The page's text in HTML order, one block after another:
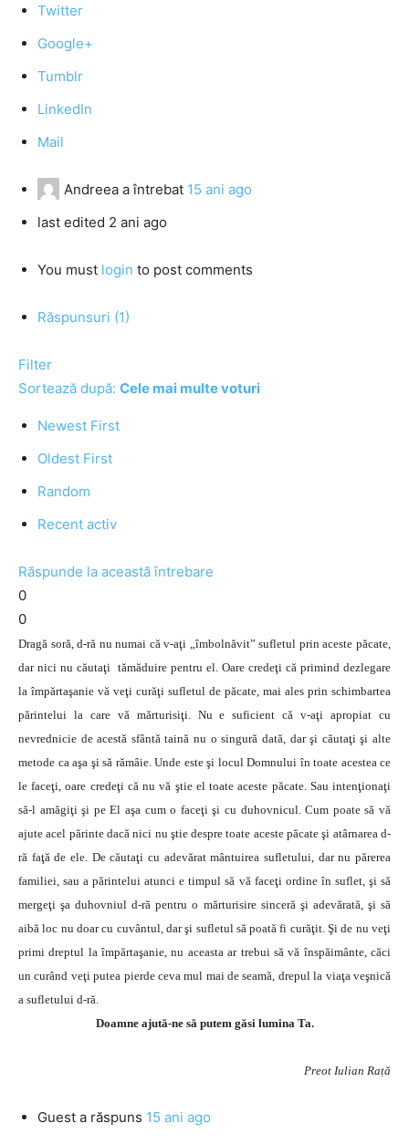
Twitter
Google+
Tumblr
LinkedIn
Mail
Andreea a întrebat 15 ani ago
last edited 2 ani ago
You must login to post comments
Răspunsuri (1)
Filter
Sortează după: Cele mai multe voturi
Newest First
Oldest First
Random
Recent activ
Răspunde la această întrebare
0
0
Dragă soră, d-ră nu numai că v-aţi „îmbolnăvit” sufletul prin aceste păcate,
dar nici nu căutaţi tămăduire pentru el. Oare credeţi că primind dezlegare
la împărtaşanie vă veţi curăţi sufletul de păcate, mai ales prin schimbartea
părintelui la care vă mărturisiţi. Nu e suficient că v-aţi apropiat cu
nevrednicie de acestă sfântă taină nu o singură dată, dar şi căutaţi şi alte
metode ca aşa şi să rămâie. Unde este şi locul Domnului în toate acestea ce
le faceţi, oare credeţi că nu vă ştie el toate aceste păcate. Sau intenţionaţi
să-l amăgiţi şi pe El aşa cum o faceţi şi cu duhovnicul. Cum poate să vă
ajute acel părinte dacă nici nu ştie despre toate aceste păcate şi atârnarea d-
ră faţă de ele. De căutaţi cu adevărat mântuirea sufletului, dar nu părerea
familiei, sau a părintelui atunci e timpul să vă faceţi ordine în suflet, şi să
mergeţi şa duhovniul d-ră pentru o mărturisire sinceră şi adevărată, şi să
aibă loc nu doar cu cuvântul, dar şi sufletul să poată fi curăţit. Şi de nu veţi
primi dreptul la împărtaşanie, nu aceasta ar trebui să vă înspăimânte, căci
un curând veţi putea pierde ceva mul mai de seamă, drepul la viaţa veşnică
a sufletului d-ră.
Doamne ajută-ne să putem găsi lumina Ta.
Preot Iulian Rață
Guest a răspuns 15 ani ago